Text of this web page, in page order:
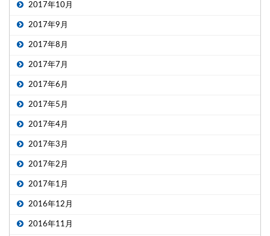
2017年10月
2017年9月
2017年8月
2017年7月
2017年6月
2017年5月
2017年4月
2017年3月
2017年2月
2017年1月
2016年12月
2016年11月